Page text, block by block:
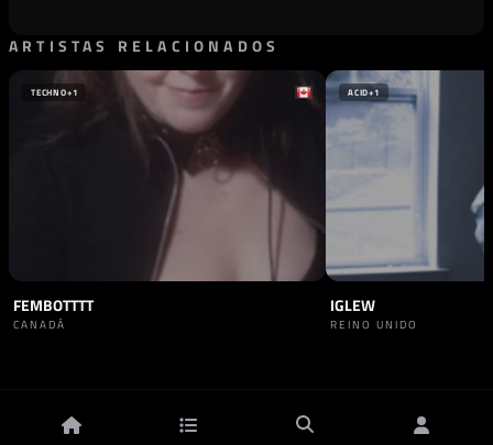
ARTISTAS RELACIONADOS
TECHNO+1
FEMBOTTTT
CANADÁ
ACID+1
IGLEW
REINO UNIDO